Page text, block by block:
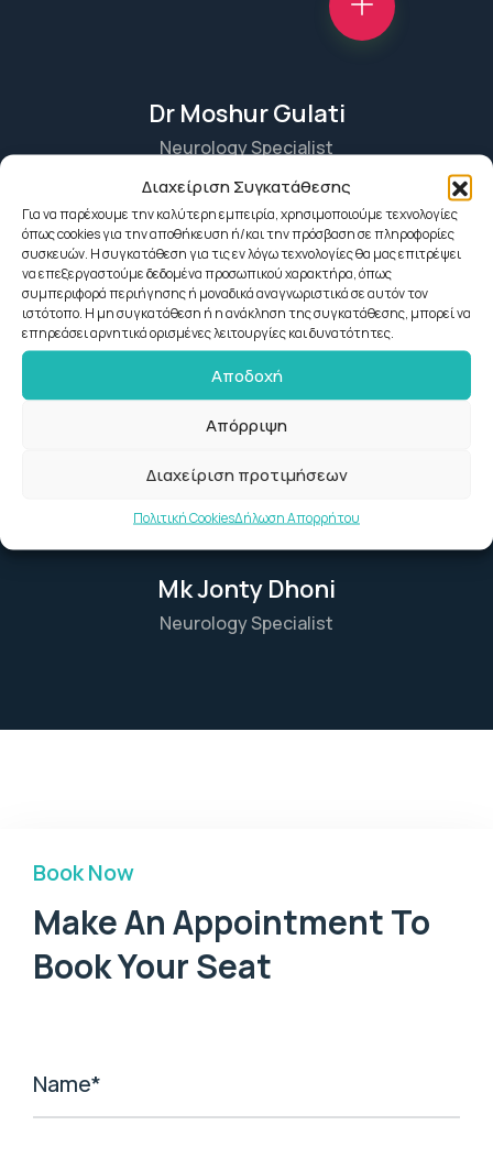
Διαχείριση Συγκατάθεσης
Για να παρέχουμε την καλύτερη εμπειρία, χρησιμοποιούμε τεχνολογίες
όπως cookies για την αποθήκευση ή/και την πρόσβαση σε πληροφορίες
συσκευών. Η συγκατάθεση για τις εν λόγω τεχνολογίες θα μας επιτρέψει
να επεξεργαστούμε δεδομένα προσωπικού χαρακτήρα, όπως
συμπεριφορά περιήγησης ή μοναδικά αναγνωριστικά σε αυτόν τον
ιστότοπο. Η μη συγκατάθεση ή η ανάκληση της συγκατάθεσης, μπορεί να
επηρεάσει αρνητικά ορισμένες λειτουργίες και δυνατότητες.
Αποδοχή
Απόρριψη
Διαχείριση προτιμήσεων
Πολιτική CookiesΔήλωση Απορρήτου
Dr Moshur Gulati
Neurology Specialist
Mk Jonty Dhoni
Neurology Specialist
Book Now
Make An Appointment To
Book Your Seat